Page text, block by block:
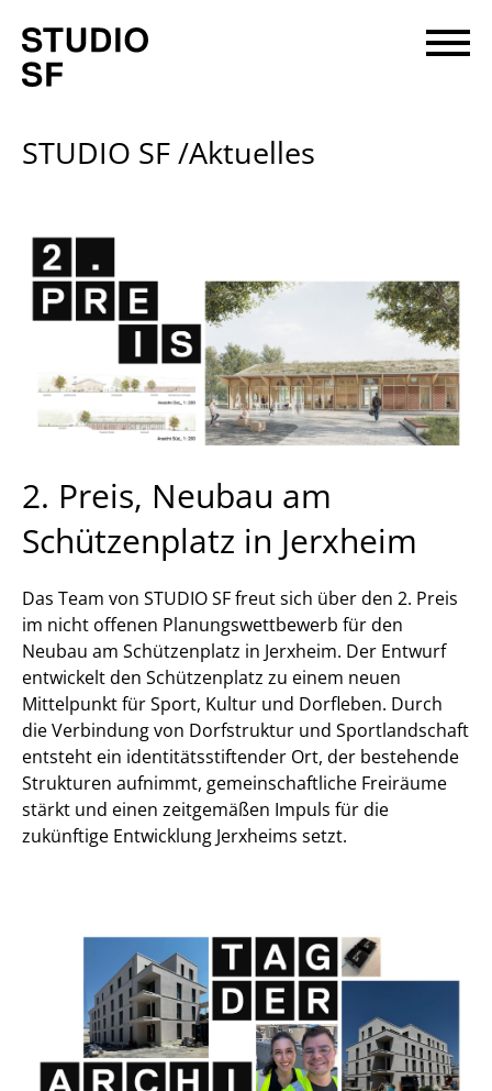
STUDIO SF /Aktuelles
2. Preis, Neubau am
Schützenplatz in Jerxheim
Das Team von STUDIO SF freut sich über den 2. Preis
im nicht offenen Planungswettbewerb für den
Neubau am Schützenplatz in Jerxheim. Der Entwurf
entwickelt den Schützenplatz zu einem neuen
Mittelpunkt für Sport, Kultur und Dorfleben. Durch
die Verbindung von Dorfstruktur und Sportlandschaft
entsteht ein identitätsstiftender Ort, der bestehende
Strukturen aufnimmt, gemeinschaftliche Freiräume
stärkt und einen zeitgemäßen Impuls für die
zukünftige Entwicklung Jerxheims setzt.